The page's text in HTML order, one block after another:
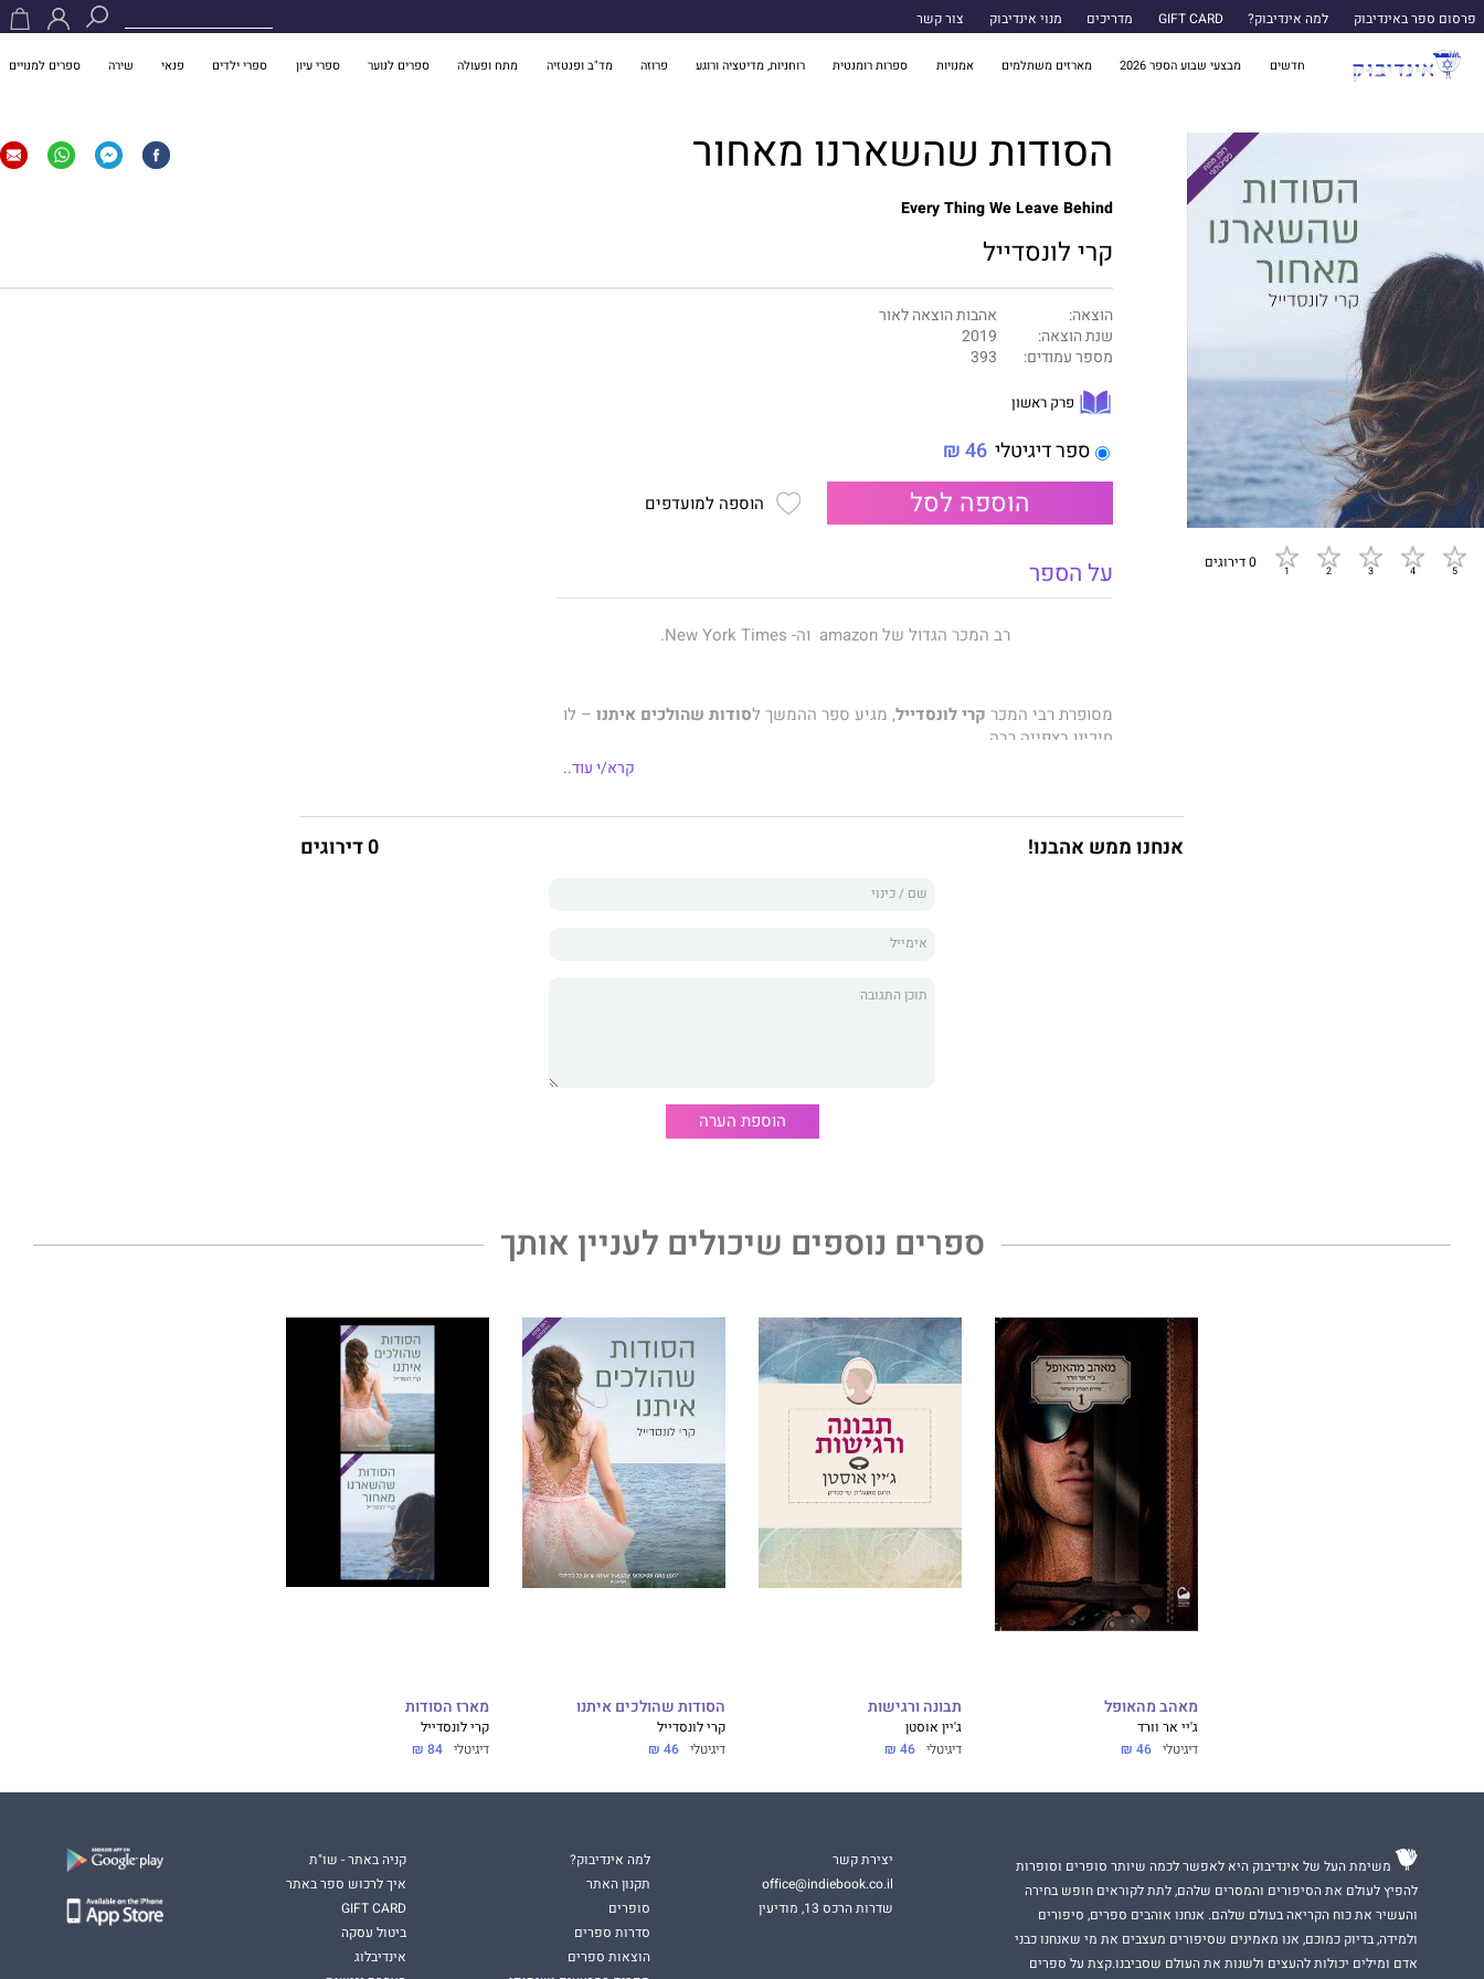
פרסום ספר באינדיבוק למה אינדיבוק? GIFT CARD מדריכים מנוי אינדיבוק צור קשר
חדשים מבצעי שבוע הספר 2026 מארזים משתלמים אמנויות ספרות רומנטית רוחניות, מדיטציה ורוגע פרוזה מד"ב ופנטזיה מתח ופעולה ספרים לנוער ספרי עיון ספרי ילדים פנאי שירה ספרים למנויים
0 דירוגים
הסודות שהשארנו מאחור
Every Thing We Leave Behind
קרי לונסדייל
הוצאה:
אהבות הוצאה לאור
שנת הוצאה:
2019
מספר עמודים:
393
פרק ראשון
ספר דיגיטלי 46 ₪
הוספה לסל הוספה למועדפים
על הספר
רב המכר הגדול של amazon וה- New York Times.
מסופרת רבי המכר קרי לונסדייל, מגיע ספר ההמשך לסודות שהולכים איתנו – לו
חיכינו בצפייה רבה.
הסודות שהשארנו מאחורמכיל מתח, מסתורין ורומנטיקה בחקירת אובדן,
התמודדות והצורך הבלתי נשלט להגן על אהוב.
הכספים, פיל, למקסיקו, רק כדי ללכת לאיבוד בים, ונחשב כמת. שש שנים וחצי
כאמן – קרלוס דומינגז, אלמן ואב לשני בנים, יחד עם גיסתו נטליה הייז, גולשת
מרוסק, ג'יימס חוזר יחד עם בניו לקליפורניה. אבל פיל אמור להשתחרר מהכלא,
נחוש למצוא את אחיו, שהיה עד לאירוע שעלול להחזיר את פיל לכלא. אחרי לחץ
קרא/י עוד..
אנחנו ממש אהבנו! 0 דירוגים
הוספת הערה
ספרים נוספים שיכולים לעניין אותך
מאהב מהאופל
ג'יי אר וורד
דיגיטלי 46 ₪
תבונה ורגישות
ג'יין אוסטן
דיגיטלי 46 ₪
הסודות שהולכים איתנו
קרי לונסדייל
דיגיטלי 46 ₪
מארז הסודות
קרי לונסדייל
דיגיטלי 84 ₪
משימת העל של אינדיבוק היא לאפשר לכמה שיותר סופרים וסופרות
להפיץ לעולם את הסיפורים והמסרים שלהם, לתת לקוראים חופש בחירה
והעשיר את כוח הקריאה בעולם שלהם. אנחנו אוהבים ספרים, סיפורים
ולמידה, בדיוק כמוכם, אנו מאמינים שסיפורים מעצבים את מי שאנחנו כבני
אדם ומילים יכולות להעצים ולשנות את העולם שסביבנו.קצת על ספרים
יצירת קשר
office@indiebook.co.il
שדרות הרכס 13, מודיעין
למה אינדיבוק?
תקנון האתר
סופרים
סדרות ספרים
הוצאות ספרים
קניה באתר - שו"ת
איך לרכוש ספר באתר
GIFT CARD
ביטול עסקה
אינדיבלוג